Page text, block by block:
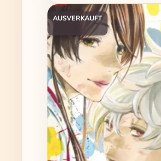
AUSVERKAUFT